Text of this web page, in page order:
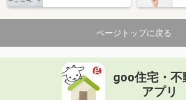
ページトップに戻る
goo住宅・不
アプリ